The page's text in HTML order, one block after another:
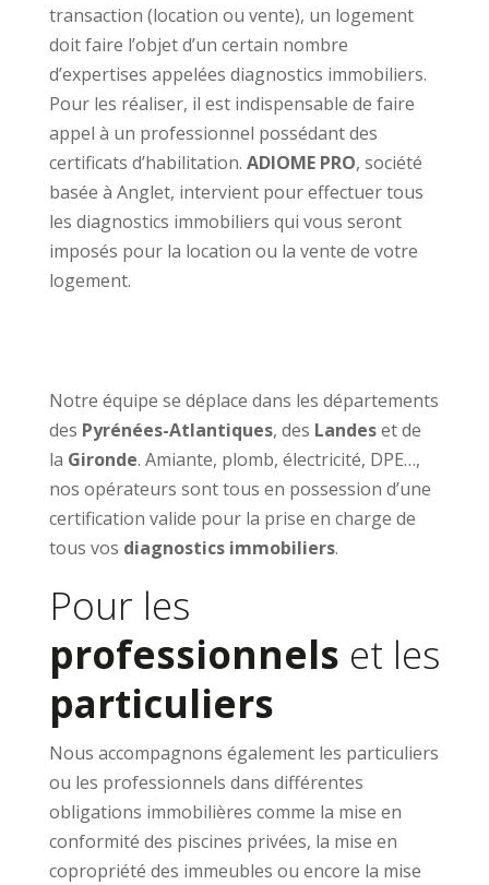
transaction (location ou vente), un logement
doit faire l’objet d’un certain nombre
d’expertises appelées diagnostics immobiliers.
Pour les réaliser, il est indispensable de faire
appel à un professionnel possédant des
certificats d’habilitation. ADIOME PRO, société
basée à Anglet, intervient pour effectuer tous
les diagnostics immobiliers qui vous seront
imposés pour la location ou la vente de votre
logement.
Notre équipe se déplace dans les départements
des Pyrénées-Atlantiques, des Landeset de
la Gironde. Amiante, plomb, électricité, DPE…,
nos opérateurs sont tous en possession d’une
certification valide pour la prise en charge de
tous vos diagnostics immobiliers.
Pour les
professionnels et les
particuliers
Nous accompagnons également les particuliers
ou les professionnels dans différentes
obligations immobilières comme la mise en
conformité des piscines privées, la mise en
copropriété des immeubles ou encore la mise